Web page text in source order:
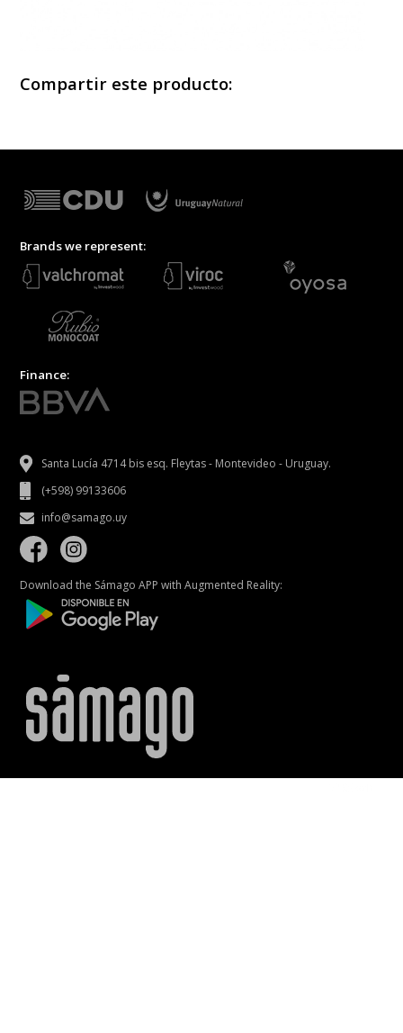
Compartir este producto:
Brands we represent:
Finance:
Santa Lucía 4714 bis esq. Fleytas - Montevideo - Uruguay.
(+598) 99133606
info@samago.uy
Download the Sámago APP with Augmented Reality: